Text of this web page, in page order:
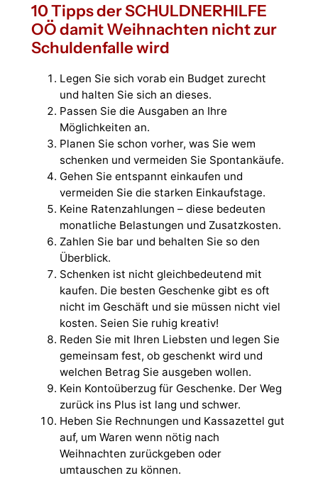
10 Tipps der SCHULDNERHILFE
OÖ damit Weihnachten nicht zur
Schuldenfalle wird
Legen Sie sich vorab ein Budget zurecht
und halten Sie sich an dieses.
Passen Sie die Ausgaben an Ihre
Möglichkeiten an.
Planen Sie schon vorher, was Sie wem
schenken und vermeiden Sie Spontankäufe.
Gehen Sie entspannt einkaufen und
vermeiden Sie die starken Einkaufstage.
Keine Ratenzahlungen – diese bedeuten
monatliche Belastungen und Zusatzkosten.
Zahlen Sie bar und behalten Sie so den
Überblick.
Schenken ist nicht gleichbedeutend mit
kaufen. Die besten Geschenke gibt es oft
nicht im Geschäft und sie müssen nicht viel
kosten. Seien Sie ruhig kreativ!
Reden Sie mit Ihren Liebsten und legen Sie
gemeinsam fest, ob geschenkt wird und
welchen Betrag Sie ausgeben wollen.
Kein Kontoüberzug für Geschenke. Der Weg
zurück ins Plus ist lang und schwer.
Heben Sie Rechnungen und Kassazettel gut
auf, um Waren wenn nötig nach
Weihnachten zurückgeben oder
umtauschen zu können.